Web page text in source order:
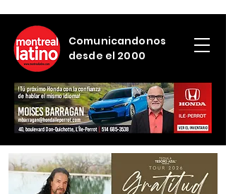
Comunicandonos
desde el 2000